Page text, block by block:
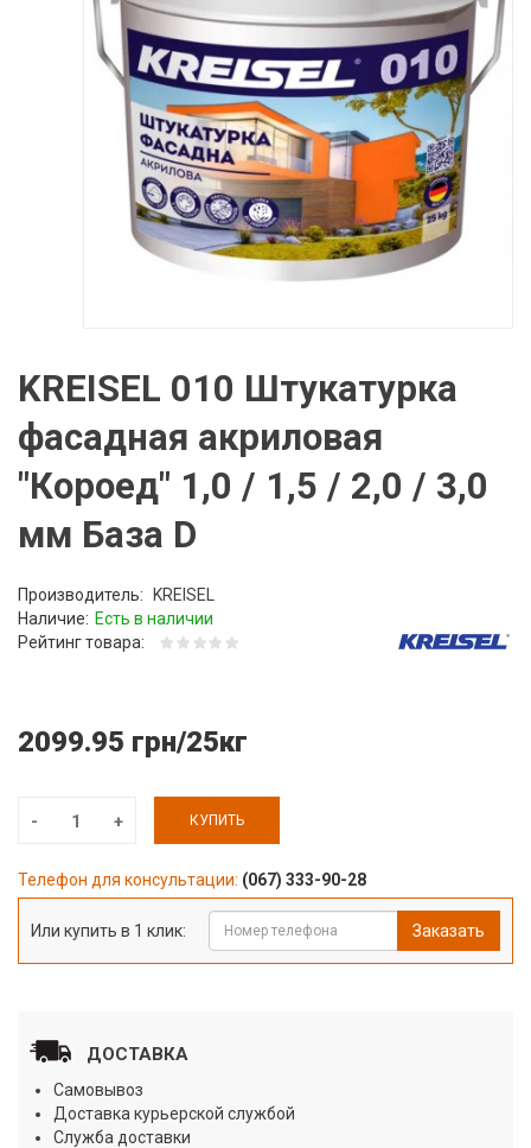
KREISEL 010 Штукатурка
фасадная акриловая
"Короед" 1,0 / 1,5 / 2,0 / 3,0
мм База D
Производитель:
KREISEL
Наличие: Есть в наличии
Рейтинг товара:
2099.95 грн/25кг
КУПИТЬ
Телефон для консультации: (067) 333-90-28
Или купить в 1 клик: Заказать
ДОСТАВКА
Самовывоз
Доставка курьерской службой
Служба доставки